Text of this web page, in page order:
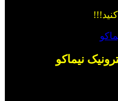
نیماکو